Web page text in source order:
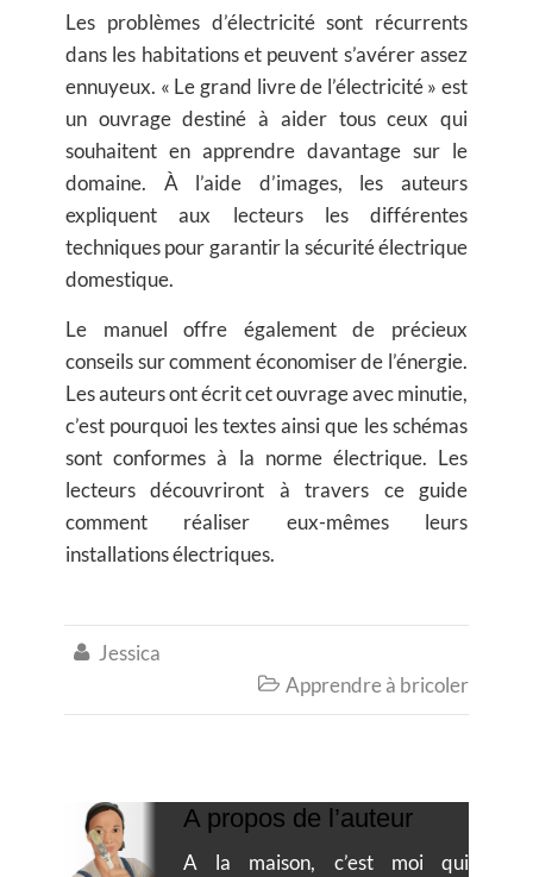
Les problèmes d’électricité sont récurrents
dans les habitations et peuvent s’avérer assez
ennuyeux. « Le grand livre de l’électricité » est
un ouvrage destiné à aider tous ceux qui
souhaitent en apprendre davantage sur le
domaine. À l’aide d’images, les auteurs
expliquent aux lecteurs les différentes
techniques pour garantir la sécurité électrique
domestique.
Le manuel offre également de précieux
conseils sur comment économiser de l’énergie.
Les auteurs ont écrit cet ouvrage avec minutie,
c’est pourquoi les textes ainsi que les schémas
sont conformes à la norme électrique. Les
lecteurs découvriront à travers ce guide
comment réaliser eux-mêmes leurs
installations électriques.
 Jessica
 Apprendre à bricoler
A propos de l’auteur
A la maison, c’est moi qui